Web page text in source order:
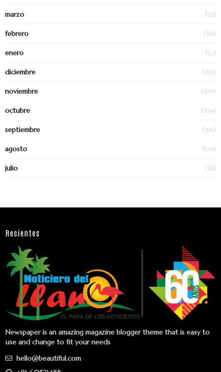
marzo (53)
febrero (80)
enero (55)
diciembre (231)
noviembre (210)
octubre (254)
septiembre (231)
agosto (110)
julio (38)
Recientes
Newspaper is an amazing magazine blogger theme that is easy to
use and change to fit your needs
hello@beautiful.com